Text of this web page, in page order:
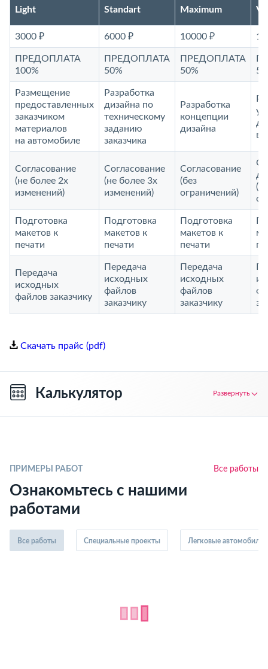
Light Standart Maximum
3000 ₽ 6000 ₽ 10000 ₽
ПРЕДОПЛАТА
100%
ПРЕДОПЛАТА
50%
ПРЕДОПЛАТА
50%
Размещение
предоставленных
заказчиком
материалов
на автомобиле
Разработка
дизайна по
техническому
заданию
заказчика
Разработка
концепции
дизайна
Согласование
(не более 2х
изменений)
Согласование
(не более 3х
изменений)
Согласование
(без
ограничений)
Подготовка
макетов к
печати
Подготовка
макетов к
печати
Подготовка
макетов к
печати
Передача
исходных
файлов заказчику
Передача
исходных
файлов
заказчику
Передача
исходных
файлов
заказчику
Скачать прайс (pdf)
Калькулятор Развернуть
ПРИМЕРЫ РАБОТ Все работы
Ознакомьтесь с нашими
работами
Все работы Специальные проекты Легковые автомобили